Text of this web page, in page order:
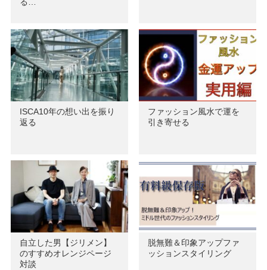
ISCA10年の想い出を振り
返る
ファッション風水で運を
引き寄せる
自立した男【ジリメン】
のすすめオレンジページ
対談
脱無難＆印象アップファ
ッションスタイリング